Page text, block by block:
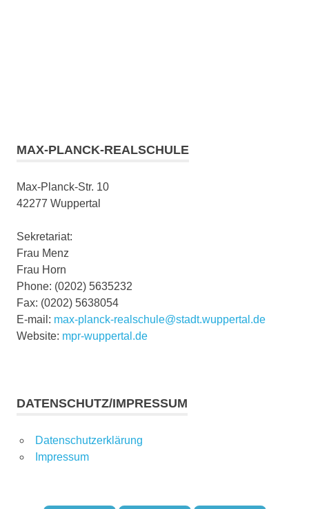
MAX-PLANCK-REALSCHULE
Max-Planck-Str. 10
42277 Wuppertal
Sekretariat:
Frau Menz
Frau Horn
Phone: (0202) 5635232
Fax: (0202) 5638054
E-mail: max-planck-realschule@stadt.wuppertal.de
Website: mpr-wuppertal.de
DATENSCHUTZ/IMPRESSUM
Datenschutzerklärung
Impressum